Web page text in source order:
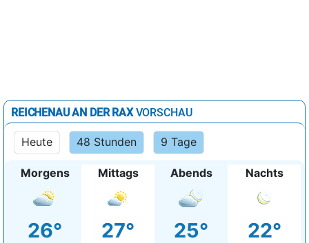
REICHENAU AN DER RAXVORSCHAU
Heute 48 Stunden 9 Tage
Morgens
26°
Mittags
27°
Abends
25°
Nachts
22°